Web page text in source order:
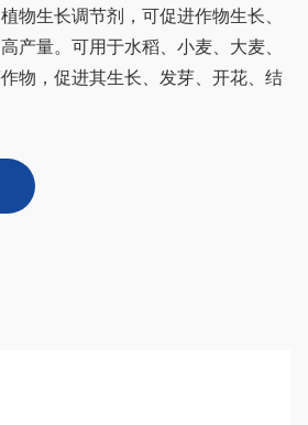
物生长调节剂，可促进作物生长、
产量。可用于水稻、小麦、大麦、
物，促进其生长、发芽、开花、结